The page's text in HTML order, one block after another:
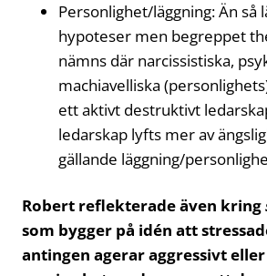
Personlighet/läggning: Än så
hypoteser men begreppet
nämns där narcissistiska,
machiavelliska
ett aktivt destruktivt
ledarskap lyfts mer av
gällande läggning/
Robert reflekterade även kring
som bygger på idén att
antingen agerar aggressivt